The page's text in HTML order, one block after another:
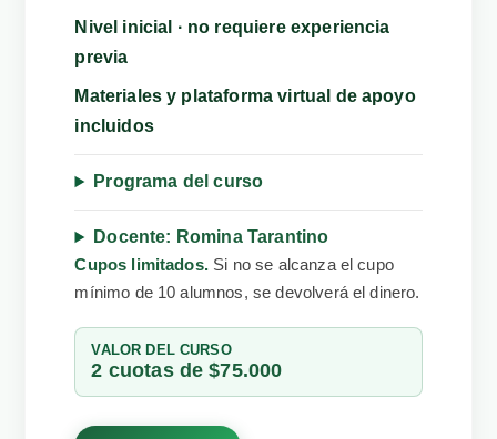
Nivel inicial · no requiere experiencia
previa
Materiales y plataforma virtual de apoyo
incluidos
Programa del curso
Docente: Romina Tarantino
Cupos limitados.Si no se alcanza el cupo
mínimo de 10 alumnos, se devolverá el dinero.
VALOR DEL CURSO
2 cuotas de $75.000